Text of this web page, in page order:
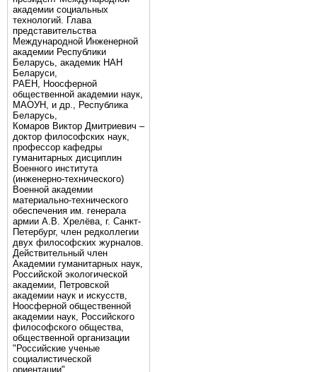
академии социальных
технологий. Глава
представительства
Международной Инженерной
академии Республики
Беларусь, академик НАН
Беларуси,
РАЕН, Ноосферной
общественной академии наук,
МАОУН, и др., Республика
Беларусь,
Комаров Виктор Дмитриевич –
доктор философских наук,
профессор кафедры
гуманитарных дисциплин
Военного института
(инженерно-технического)
Военной академии
материально-технического
обеспечения им. генерала
армии А.В. Хрелёва, г. Санкт-
Петербург, член редколлегии
двух философских журналов.
Действительный член
Академии гуманитарных наук,
Российской экологической
академии, Петровской
академии наук и искусств,
Ноосферной общественной
академии наук, Российского
философского общества,
общественной организации
"Российские ученые
социалистической
ориентации",